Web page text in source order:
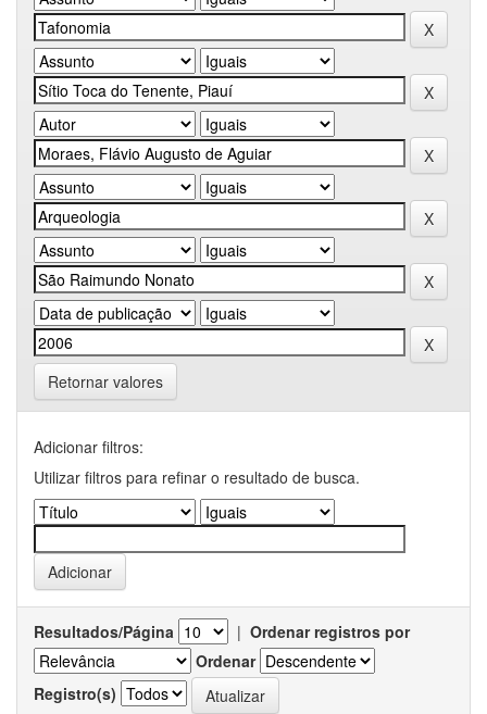
Retornar valores
Adicionar filtros:
Utilizar filtros para refinar o resultado de busca.
Resultados/Página | Ordenar registros por
Ordenar
Registro(s)